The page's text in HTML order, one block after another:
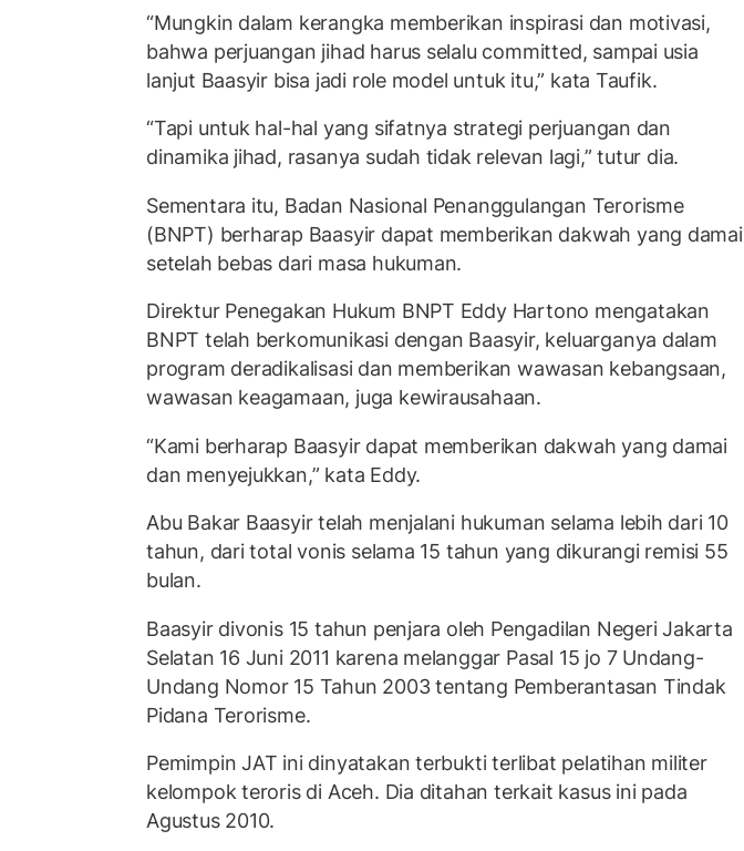
“Mungkin dalam kerangka memberikan inspirasi dan motivasi,
bahwa perjuangan jihad harus selalu committed, sampai usia
lanjut Baasyir bisa jadi role model untuk itu,” kata Taufik.
“Tapi untuk hal-hal yang sifatnya strategi perjuangan dan
dinamika jihad, rasanya sudah tidak relevan lagi,” tutur dia.
Sementara itu, Badan Nasional Penanggulangan Terorisme
(BNPT) berharap Baasyir dapat memberikan dakwah yang damai
setelah bebas dari masa hukuman.
Direktur Penegakan Hukum BNPT Eddy Hartono mengatakan
BNPT telah berkomunikasi dengan Baasyir, keluarganya dalam
program deradikalisasi dan memberikan wawasan kebangsaan,
wawasan keagamaan, juga kewirausahaan.
“Kami berharap Baasyir dapat memberikan dakwah yang damai
dan menyejukkan,” kata Eddy.
Abu Bakar Baasyir telah menjalani hukuman selama lebih dari 10
tahun, dari total vonis selama 15 tahun yang dikurangi remisi 55
bulan.
Baasyir divonis 15 tahun penjara oleh Pengadilan Negeri Jakarta
Selatan 16 Juni 2011 karena melanggar Pasal 15 jo 7 Undang-
Undang Nomor 15 Tahun 2003 tentang Pemberantasan Tindak
Pidana Terorisme.
Pemimpin JAT ini dinyatakan terbukti terlibat pelatihan militer
kelompok teroris di Aceh. Dia ditahan terkait kasus ini pada
Agustus 2010.